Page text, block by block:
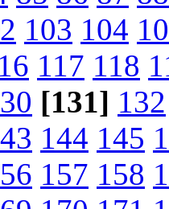
103 104
117 118
[131] 132
144 145
157 158